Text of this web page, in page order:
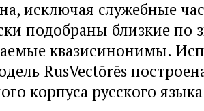
исключая служебные
подобраны близкие по
квазисинонимы.
RusVectōrēs
корпуса русского